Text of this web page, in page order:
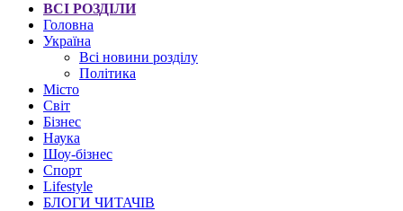
ВСІ РОЗДІЛИ
Головна
Україна
Всі новини розділу
Політика
Місто
Світ
Бізнес
Наука
Шоу-бізнес
Спорт
Lifestyle
БЛОГИ ЧИТАЧІВ